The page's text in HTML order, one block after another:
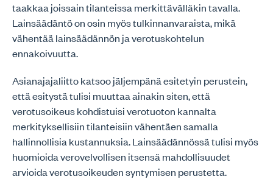
taakkaa joissain tilanteissa merkittävälläkin tavalla.
Lainsäädäntö on osin myös tulkinnanvaraista, mikä
vähentää lainsäädännön ja verotuskohtelun
ennakoivuutta.
Asianajajaliitto katsoo jäljempänä esitetyin perustein,
että esitystä tulisi muuttaa ainakin siten, että
verotusoikeus kohdistuisi verotuoton kannalta
merkityksellisiin tilanteisiin vähentäen samalla
hallinnollisia kustannuksia. Lainsäädännössä tulisi myös
huomioida verovelvollisen itsensä mahdollisuudet
arvioida verotusoikeuden syntymisen perustetta.